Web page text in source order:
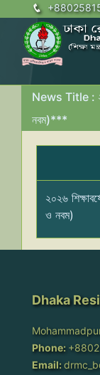
News Title :
নবম)***
২০২৬
ও নবম)
Dhaka
Phone:
Email: